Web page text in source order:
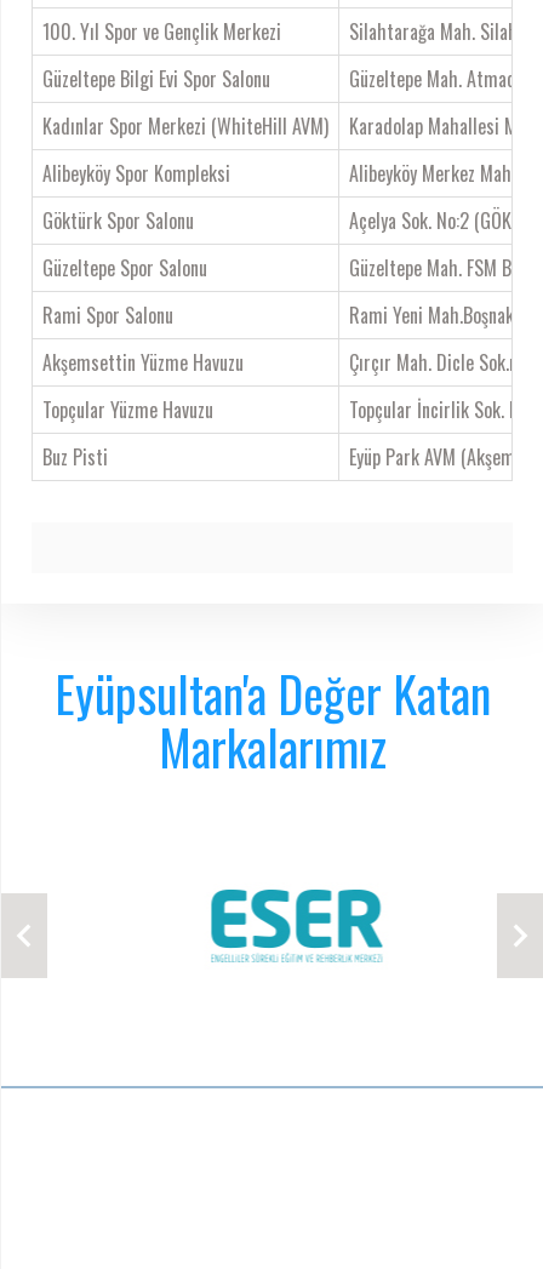
100. Yıl Spor ve Gençlik Merkezi
Silahtarağa Mah.
Güzeltepe Bilgi Evi Spor Salonu
Güzeltepe Mah. Atmaca
Kadınlar Spor Merkezi (WhiteHill AVM)
Karadolap Mahallesi
Alibeyköy Spor Kompleksi
Alibeyköy Merkez Mah.
Göktürk Spor Salonu
Açelya Sok. No:2
Güzeltepe Spor Salonu
Güzeltepe Mah. FSM
Rami Spor Salonu
Rami Yeni Mah.Boşnak
Akşemsettin Yüzme Havuzu
Çırçır Mah. Dicle
Topçular Yüzme Havuzu
Topçular İncirlik Sok. No.
Buz Pisti
Eyüp Park AVM
Eyüpsultan'a Değer Katan
Markalarımız